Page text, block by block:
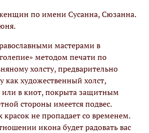
по имени Сусанна, Сюзанна.
мастерами в
методом печати по
холсту, предварительно
как художественный холст,
или в киот, покрыта защитным
стороны имеется подвес.
не пропадает со временем.
икона будет радовать вас